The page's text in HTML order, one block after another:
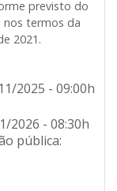
previsto do
nos termos da
2021.
2025 - 09:00h
2026 - 08:30h
pública: